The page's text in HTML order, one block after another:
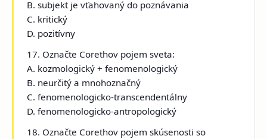
B. subjekt je vťahovaný do poznávania
C. kritický
D. pozitívny
17. Označte Corethov pojem sveta:
A. kozmologický + fenomenologický
B. neurčitý a mnohoznačný
C. fenomenologicko-transcendentálny
D. fenomenologicko-antropologický
18. Označte Corethov pojem skúsenosti so